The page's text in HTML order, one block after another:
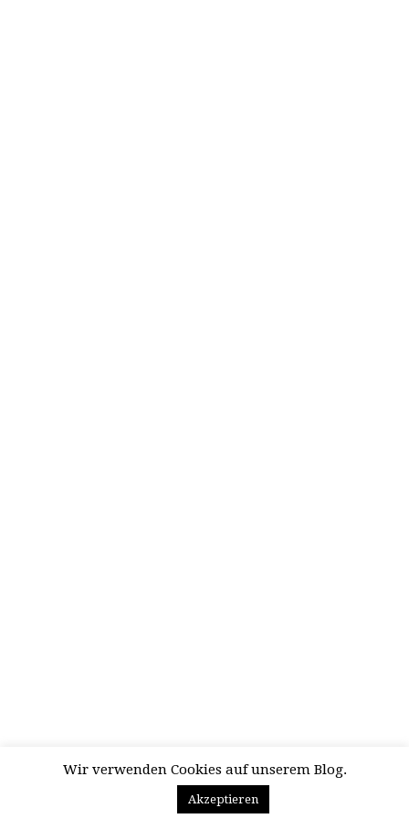
Wir verwenden Cookies auf unserem Blog.
Akzeptieren